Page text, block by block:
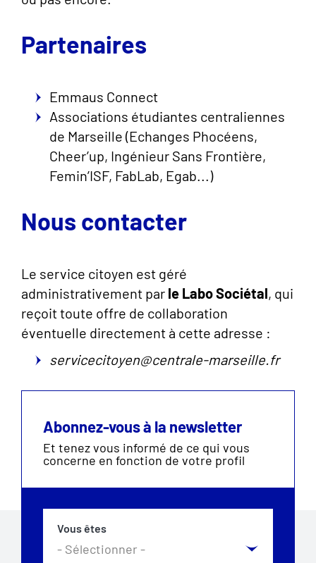
Partenaires
Emmaus Connect
Associations étudiantes centraliennes
de Marseille (Echanges Phocéens,
Cheer’up, Ingénieur Sans Frontière,
Femin’ISF, FabLab, Egab...)
Nous contacter
Le service citoyen est géré
administrativement par le Labo Sociétal, qui
reçoit toute offre de collaboration
éventuelle directement à cette adresse :
servicecitoyen@centrale-marseille.fr
Abonnez-vous à la newsletter
Et tenez vous informé de ce qui vous
concerne en fonction de votre profil
Vous êtes